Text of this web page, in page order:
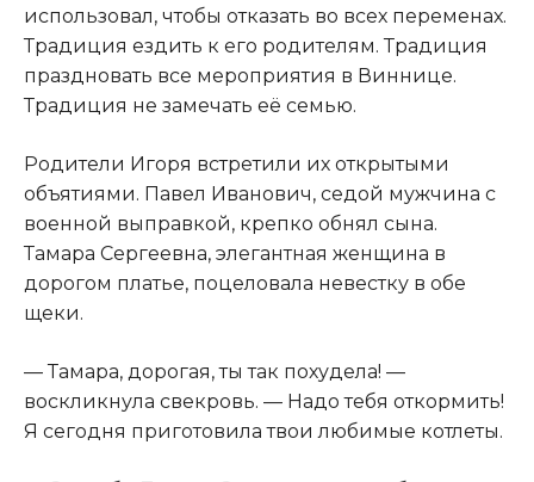
использовал, чтобы отказать во всех переменах.
Традиция ездить к его родителям. Традиция
праздновать все мероприятия в Виннице.
Традиция не замечать её семью.
Родители Игоря встретили их открытыми
объятиями. Павел Иванович, седой мужчина с
военной выправкой, крепко обнял сына.
Тамара Сергеевна, элегантная женщина в
дорогом платье, поцеловала невестку в обе
щеки.
— Тамара, дорогая, ты так похудела! —
воскликнула свекровь. — Надо тебя откормить!
Я сегодня приготовила твои любимые котлеты.